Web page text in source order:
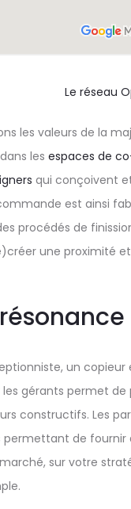
Le réseau
les valeurs de la
les espaces de
qui conçoivent
est ainsi
procédés de
une proximité
un
les gérants permet
constructifs. Les
de
sur votre